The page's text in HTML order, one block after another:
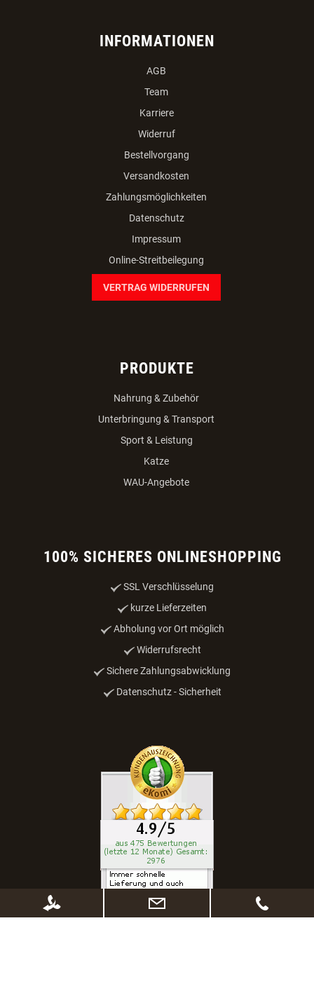
INFORMATIONEN
AGB
Team
Karriere
Widerruf
Bestellvorgang
Versandkosten
Zahlungsmöglichkeiten
Datenschutz
Impressum
Online-Streitbeilegung
VERTRAG WIDERRUFEN
PRODUKTE
Nahrung & Zubehör
Unterbringung & Transport
Sport & Leistung
Katze
WAU-Angebote
100% SICHERES ONLINESHOPPING
SSL Verschlüsselung
kurze Lieferzeiten
Abholung vor Ort möglich
Widerrufsrecht
Sichere Zahlungsabwicklung
Datenschutz - Sicherheit